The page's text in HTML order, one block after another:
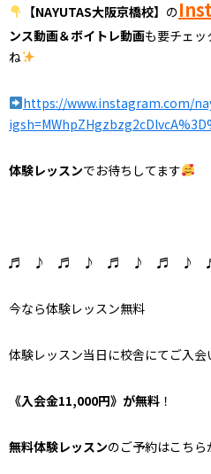
【NAYUTAS大阪京橋校】 の
ンス動画＆ボイトレ動画も要チェ
ね
https://www.instagram.com/
体験レッスンでお待ちしてます
♬ ♪ ♬ ♪ ♬ ♪ ♬ ♪
今なら体験レッスン無料
体験レッスン当日に校舎にてご入会
《入会金11,000円》が無料 ！
無料体験レッスンのご予約はこちら